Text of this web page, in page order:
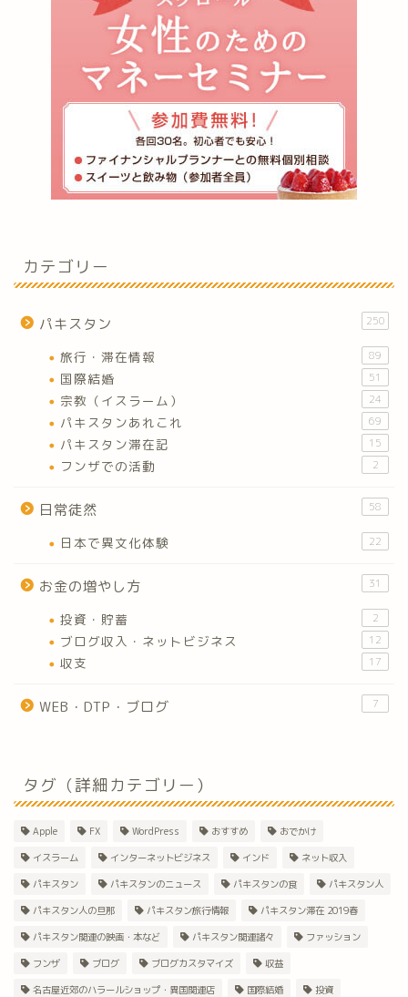
カテゴリー
パキスタン 250
旅行・滞在情報 89
国際結婚 51
宗教（イスラーム） 24
パキスタンあれこれ 69
パキスタン滞在記 15
フンザでの活動 2
日常徒然 58
日本で異文化体験 22
お金の増やし方 31
投資・貯蓄 2
ブログ収入・ネットビジネス 12
収支 17
WEB・DTP・ブログ 7
タグ（詳細カテゴリー）
Apple FX WordPress おすすめ おでかけ
イスラーム インターネットビジネス インド ネット収入
パキスタン パキスタンのニュース パキスタンの食 パキスタン人
パキスタン人の旦那 パキスタン旅行情報 パキスタン滞在 2019春
パキスタン関連の映画・本など パキスタン関連諸々 ファッション
フンザ ブログ ブログカスタマイズ 収益
名古屋近郊のハラールショップ・異国関連店 国際結婚 投資